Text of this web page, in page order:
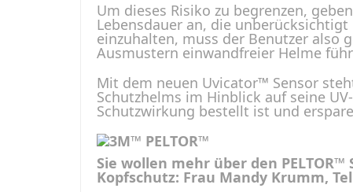
Um dieses Risiko zu begrenzen,
Lebensdauer an, die
einzuhalten, muss der Benutzer also
Ausmustern einwandfreier Helme
Mit dem neuen Uvicator™ Sensor
Schutzhelms im Hinblick auf seine
Schutzwirkung bestellt ist und
Sie wollen mehr über den
Kopfschutz: Frau Mandy Krumm,